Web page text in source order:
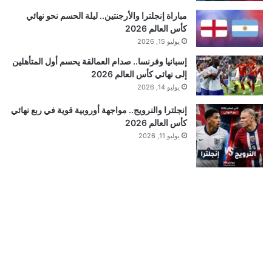
مباراة إنجلترا والأرجنتين.. ليلة الحسم نحو نهائي
كأس العالم 2026
يوليو 15, 2026
إسبانيا وفرنسا.. صدام العمالقة يحسم أول المتأهلين
إلى نهائي كأس العالم 2026
يوليو 14, 2026
إنجلترا والنرويج.. مواجهة أوروبية قوية في ربع نهائي
كأس العالم 2026
يوليو 11, 2026